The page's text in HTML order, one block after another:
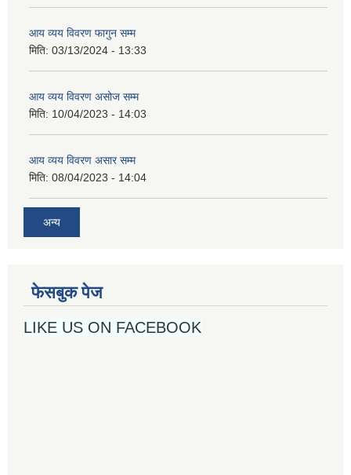
आय व्यय विवरण फागुन सम्म
मिति: 03/13/2024 - 13:33
आय व्यय विवरण असोज सम्म
मिति: 10/04/2023 - 14:03
आय व्यय विवरण असार सम्म
मिति: 08/04/2023 - 14:04
अन्य
फेसबुक पेज
LIKE US ON FACEBOOK